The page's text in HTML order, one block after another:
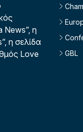
News”, η
η σελίδα
Love
GBL